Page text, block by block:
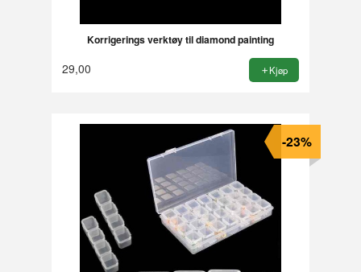
Korrigerings verktøy til diamond painting
29,00 Kjøp
-23%